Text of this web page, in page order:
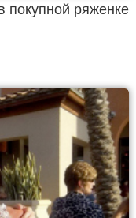
покупной ряженке